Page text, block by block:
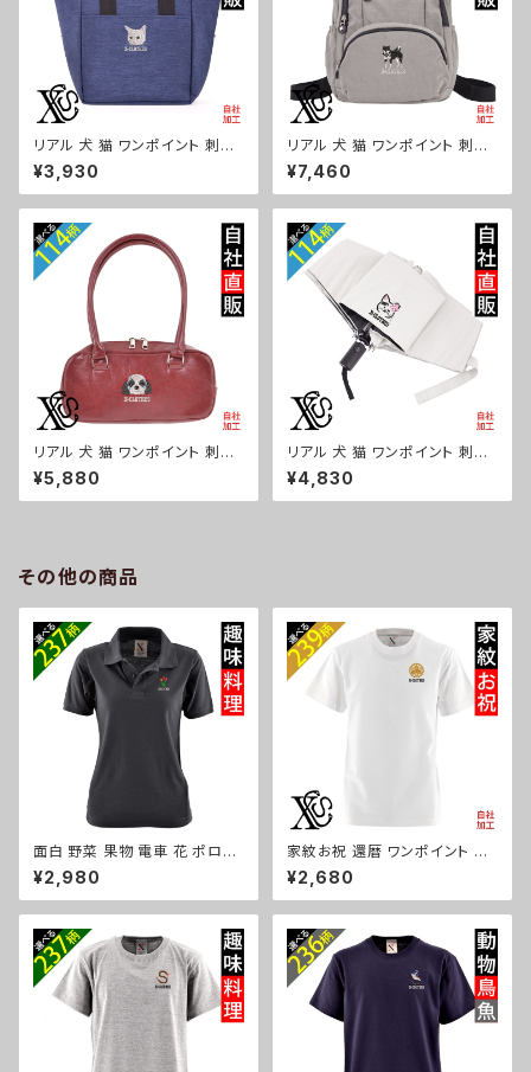
リアル 犬 猫 ワンポイント 刺繍
保冷保温 ランチバッグ 買い物バ
ッグ トートバッグ レディース メ
ンズ おしゃれ 雑貨 グッズ 自社
シーズー シュナウザー パグ ビ
ションフリーゼ ori-a-bg179-
b10-s
¥3,930
リアル 犬 猫 ワンポイント 刺繍
撥水 リュック レディース 大容量
8ポケット ナイロン 軽量 軽い
おしゃれ 雑貨 グッズ 自社ブラン
ー シュナウザー パグ ビションフ
リーゼ ori-a-bg178-b10-s
¥7,460
リアル 犬 猫 ワンポイント 刺繍
上品なシボ感 横長ショルダーバ
ッグ レディース ミニボストン 軽
量 雑貨 グッズ 自社ブランド 柄
¥5,880
リアル 犬 猫 ワンポイント 刺繍
【形状記憶+自動開閉】 折りたた
み傘 レディース メンズ 55cm
晴雨兼用 UVカット99.9％ 一級
¥4,830
その他の商品
面白 野菜 果物 電車 花 ポロシ
ャツ リアル 刺繍 プレゼント 半
袖 レディース オリジナル 無地
ワンポイント ロゴ おしゃれ ゴル
ッズ ori-aw-poh2-b09-s
¥2,980
家紋お祝 還暦 ワンポイント 刺
繍 オリジナル5.6oz オリジナル
半袖 Tシャツ メンズ ロゴ おし
ゃれ tシャツ 無地 カットソー 和
ンド 父の日 グッズ 柄 丸に 五瓜
桔梗 巴 藤 羽 菱 唐花 木瓜 蔦
桐 織田信長 ori-am-tst2-g0
7-s
¥2,680